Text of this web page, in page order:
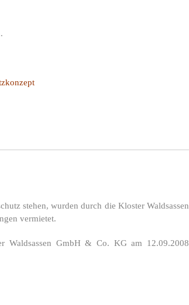
stehen, wurden durch die Kloster Waldsassen
vermietet.
Waldsassen GmbH & Co. KG am 12.09.2008